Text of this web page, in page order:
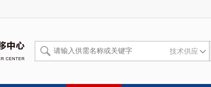
技术供应